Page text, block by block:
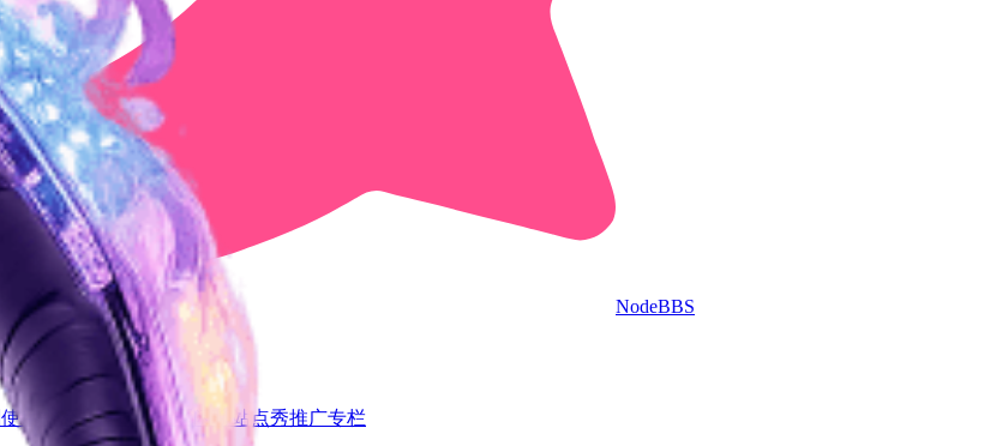
NodeBBS
使用交流开发讨论社区闲聊 站点秀推广专栏